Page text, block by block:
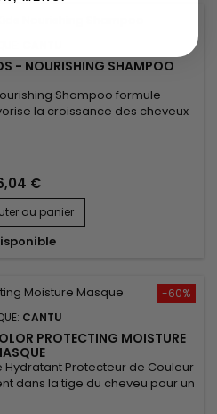
- NOURISHING SHAMPOO
Shampoo formule
la croissance des cheveux
vagues avec&nbsp;douceur.
sulfates, sans...
€
au panier
-60%
CANTU
PROTECTING MOISTURE
Hydratant Protecteur de Couleur
dans la tige du cheveu pour un